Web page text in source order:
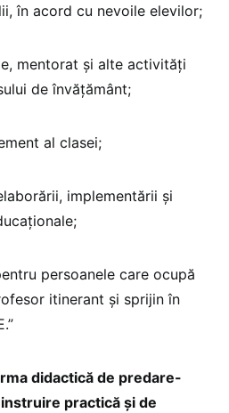
în acord cu nevoile elevilor;
mentorat și alte activități
de învățământ;
al clasei;
implementării și
persoanele care ocupă
itinerant și sprijin în
didactică de predare-
practică și de